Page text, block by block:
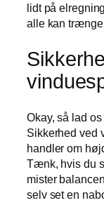
lidt på
alle kan trænge
Okay, så lad
Sikkerhed ved
handler om
Tænk, hvis du
mister
selv set en